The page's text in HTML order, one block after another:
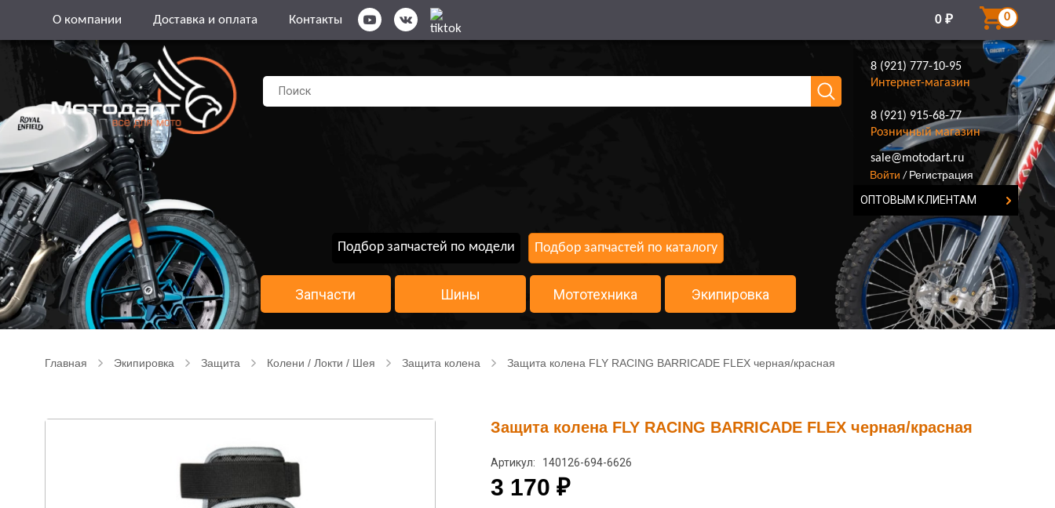
О компании Доставка и оплата Контакты 0 ₽ 0
8 (921) 777-10-95
Интернет-магазин
8 (921) 915-68-77
Розничный магазин
8 (921) 777-10-95
sale@motodart.ru
Войти / Регистрация
ОПТОВЫМ КЛИЕНТАМ
Подбор запчастей по модели Подбор запчастей по каталогу
Запчасти Шины Мототехника Экипировка
Главная Экипировка Защита Колени / Локти / Шея Защита колена Защита колена FLY RACING BARRICADE FLEX черная/красная
Защита колена FLY RACING BARRICADE FLEX черная/красная
Артикул: 140126-694-6626
3 170 ₽